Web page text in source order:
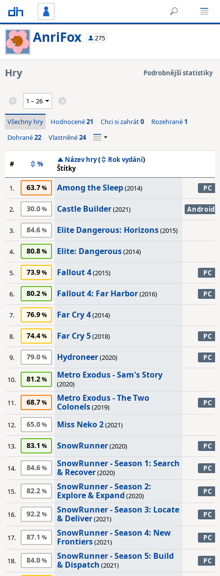
AnriFox 275
Hry Podrobnější statistiky
Všechny hry Hodnocené21 Chci si zahrát0 Rozehrané 1
Dohrané22 Vlastněné24
# % Název hry( Rok vydání)
Štítky
1. 63.7 Among the Sleep(2014) PC
2. 30.0 Castle Builder(2021) Android
3. 84.6 Elite Dangerous: Horizons(2015)
4. 80.8 Elite: Dangerous(2014)
5. 73.9 Fallout 4(2015) PC
6. 80.2 Fallout 4: Far Harbor(2016) PC
7. 76.9 Far Cry 4(2014)
8. 74.4 Far Cry 5(2018) PC
9. 79.0 Hydroneer(2020) PC
10. 81.2 Metro Exodus - Sam's Story
(2020)
11. 68.7
Metro Exodus - The Two
Colonels(2019) PC
12. 65.0 Miss Neko 2(2021)
13. 83.1 SnowRunner(2020) PC
14. 84.6
SnowRunner - Season 1: Search
& Recover(2020) PC
15. 82.2
SnowRunner - Season 2:
Explore & Expand (2020) PC
16. 92.2
SnowRunner - Season 3: Locate
& Deliver(2021) PC
17. 87.1
SnowRunner - Season 4: New
Frontiers(2021) PC
18. 84.0
SnowRunner - Season 5: Build
& Dispatch (2021) PC